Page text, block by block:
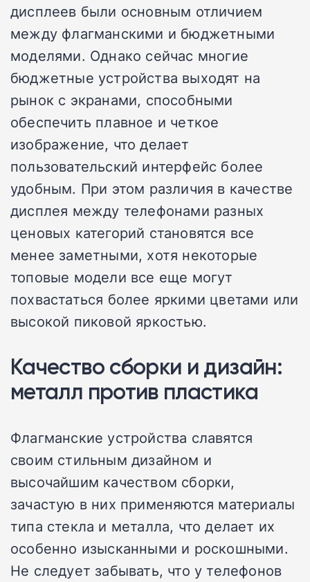
дисплеев были основным отличием
между флагманскими и бюджетными
моделями. Однако сейчас многие
бюджетные устройства выходят на
рынок с экранами, способными
обеспечить плавное и четкое
изображение, что делает
пользовательский интерфейс более
удобным. При этом различия в качестве
дисплея между телефонами разных
ценовых категорий становятся все
менее заметными, хотя некоторые
топовые модели все еще могут
похвастаться более яркими цветами или
высокой пиковой яркостью.
Качество сборки и дизайн:
металл против пластика
Флагманские устройства славятся
своим стильным дизайном и
высочайшим качеством сборки,
зачастую в них применяются материалы
типа стекла и металла, что делает их
особенно изысканными и роскошными.
Не следует забывать, что у телефонов